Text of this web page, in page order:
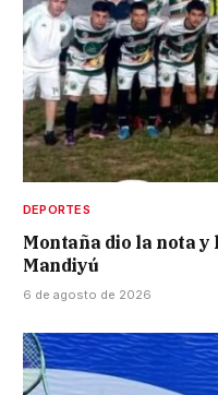
DEPORTES
Montaña dio la nota
Mandiyú
6 de agosto de 2026